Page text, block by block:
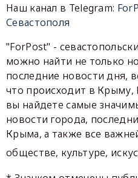
Наш канал в Telegram:
Севастополя
"ForPost" -
можно найти не только
последние новости дня,
что происходит в Крыму,
вы найдете самые
новости города,
Крыма, а также все
обществе, культуре,